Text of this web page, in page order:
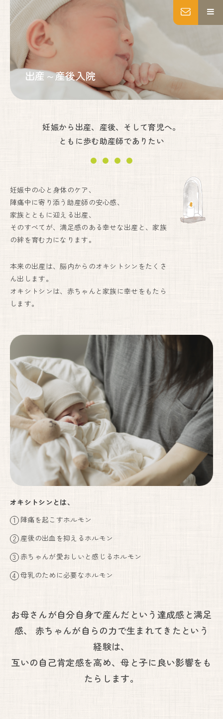
出産～産後入院
妊娠から出産、産後、そして育児へ。
ともに歩む助産師でありたい
妊娠中の心と身体のケア、
陣痛中に寄り添う助産師の安心感、
家族とともに迎える出産、
そのすべてが、満足感のある幸せな出産と、家族
の絆を育む力になります。
本来の出産は、脳内からのオキシトシンをたくさ
ん出します。
オキシトシンは、赤ちゃんと家族に幸せをもたら
します。
オキシトシンとは、
陣痛を起こすホルモン
産後の出血を抑えるホルモン
赤ちゃんが愛おしいと感じるホルモン
母乳のために必要なホルモン
お母さんが自分自身で産んだという達成感と満足
感、
赤ちゃんが自らの力で生まれてきたという
経験は、
互いの自己肯定感を高め、母と子に良い影響をも
たらします。
MENU
トップページ
妊婦健診
産後ケア
いのちの教育・助産師教育
お知らせ
ブログ Instagram
妊婦健診・産後ケア・乳房ケア（完全予約制）
しまざき助産院
代表. 072-741-9625
予約. 090-6669-7779
Instagram
〒666-0101
川西市黒川字寺垣内232
川西能勢口から車で25分。
徳林寺さんの道路向かいになり、
側道沿いの看板が目印になります。
Google Maps
妊婦健康診査助成券をお使いいただけます。
見学も承っております。お気軽にお問い合わせください。
フォームからお問い合わせはこちら